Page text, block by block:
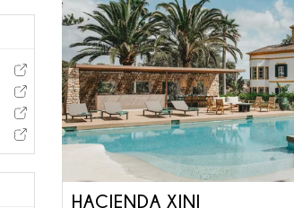
HACIENDA XINI